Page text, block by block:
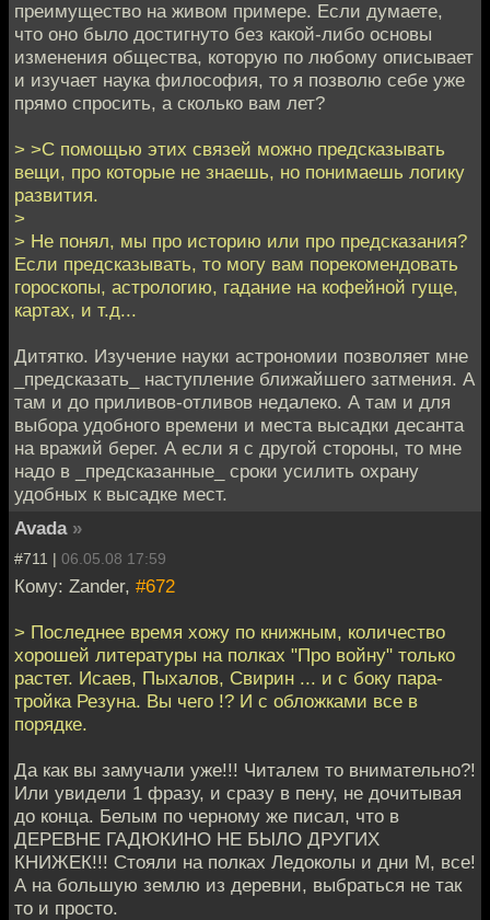
преимущество на живом примере. Если думаете,
что оно было достигнуто без какой-либо основы
изменения общества, которую по любому описывает
и изучает наука философия, то я позволю себе уже
прямо спросить, а сколько вам лет?
> >С помощью этих связей можно предсказывать
вещи, про которые не знаешь, но понимаешь логику
развития.
>
> Не понял, мы про историю или про предсказания?
Если предсказывать, то могу вам порекомендовать
гороскопы, астрологию, гадание на кофейной гуще,
картах, и т.д...
Дитятко. Изучение науки астрономии позволяет мне
_предсказать_ наступление ближайшего затмения. А
там и до приливов-отливов недалеко. А там и для
выбора удобного времени и места высадки десанта
на вражий берег. А если я с другой стороны, то мне
надо в _предсказанные_ сроки усилить охрану
удобных к высадке мест.
Avada »
#711 | 06.05.08 17:59
Кому: Zander, #672
> Последнее время хожу по книжным, количество
хорошей литературы на полках "Про войну" только
растет. Исаев, Пыхалов, Свирин ... и с боку пара-
тройка Резуна. Вы чего !? И с обложками все в
порядке.
Да как вы замучали уже!!! Читалем то внимательно?!
Или увидели 1 фразу, и сразу в пену, не дочитывая
до конца. Белым по черному же писал, что в
ДЕРЕВНЕ ГАДЮКИНО НЕ БЫЛО ДРУГИХ
КНИЖЕК!!! Стояли на полках Ледоколы и дни М, все!
А на большую землю из деревни, выбраться не так
то и просто.